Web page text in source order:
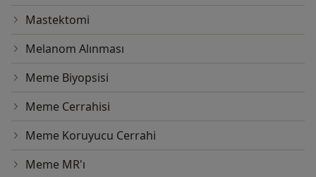
Mastektomi
Melanom Alınması
Meme Biyopsisi
Meme Cerrahisi
Meme Koruyucu Cerrahi
Meme MR'ı